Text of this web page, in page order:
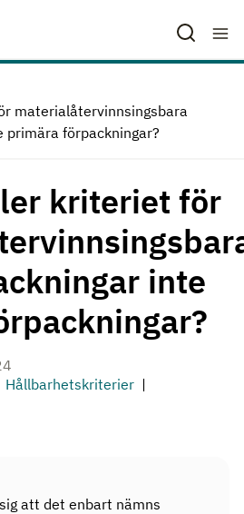
materialåtervinnsingsbara
förpackningar?
kriteriet för
inte
Hållbarhetskriterier
att det enbart nämns